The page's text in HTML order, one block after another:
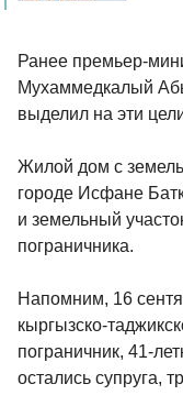
Ранее премьер-
Мухаммедкалый
выделил на эти
Жилой дом с
городе Исфане
и земельный
пограничника.
Напомним, 16
кыргызско-
пограничник, 41-
остались супруга,